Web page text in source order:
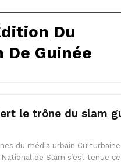
Du
De Guinée
le trône du slam
du média urbain
de Slam s’est tenue